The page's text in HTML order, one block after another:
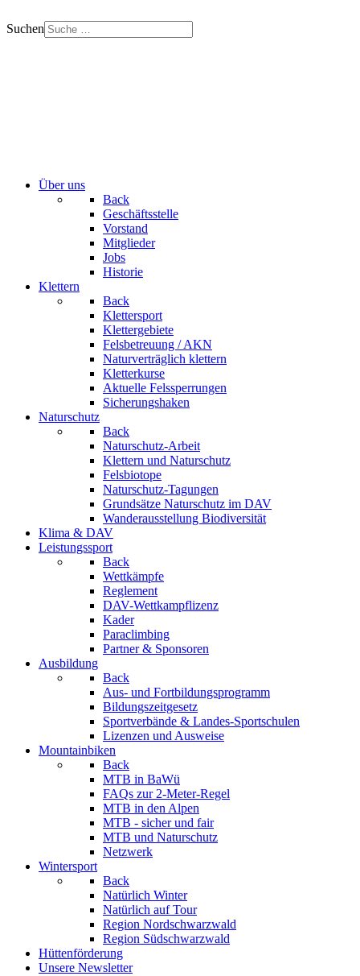
Suchen
Über uns
Back
Geschäftsstelle
Vorstand
Mitglieder
Jobs
Historie
Klettern
Back
Klettersport
Klettergebiete
Felsbetreuung / AKN
Naturverträglich klettern
Kletterkurse
Aktuelle Felssperrungen
Sicherungshaken
Naturschutz
Back
Naturschutz-Arbeit
Klettern und Naturschutz
Felsbiotope
Naturschutz-Tagungen
Grundsätze Naturschutz im DAV
Wanderausstellung Biodiversität
Klima & DAV
Leistungssport
Back
Wettkämpfe
Reglement
DAV-Wettkampflizenz
Kader
Paraclimbing
Partner & Sponsoren
Ausbildung
Back
Aus- und Fortbildungsprogramm
Bildungszeitgesetz
Sportverbände & Landes-Sportschulen
Lizenzen und Ausweise
Mountainbiken
Back
MTB in BaWü
FAQs zur 2-Meter-Regel
MTB in den Alpen
MTB - sicher und fair
MTB und Naturschutz
Netzwerk
Wintersport
Back
Natürlich Winter
Natürlich auf Tour
Region Nordschwarzwald
Region Südschwarzwald
Hüttenförderung
Unsere Newsletter